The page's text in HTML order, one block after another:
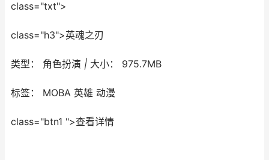
class="txt">
class="h3">英魂之刃
类型： 角色扮演 | 大小： 975.7MB
标签： MOBA 英雄 动漫
class="btn1 ">查看详情